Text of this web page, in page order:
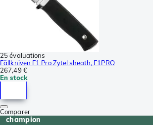
25 évaluations
Fällkniven F1 Pro Zytel sheath, F1PRO
267,49 €
En stock
Comparer
champion